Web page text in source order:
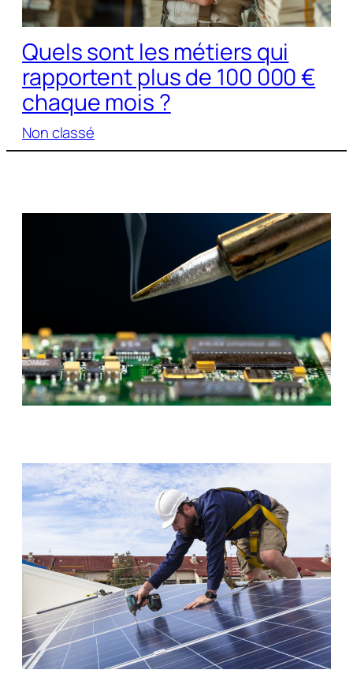
Quels sont les métiers qui
rapportent plus de 100 000 €
chaque mois ?
Non classé